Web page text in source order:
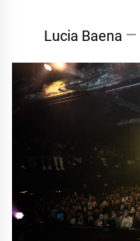
Lucia Baena